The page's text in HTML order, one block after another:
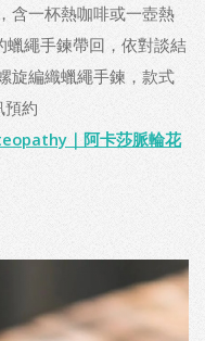
含一杯熱咖啡或一壺熱
蠟繩手鍊帶回，依對談結
旋編織蠟繩手鍊，款式
預約
｜阿卡莎脈輪花